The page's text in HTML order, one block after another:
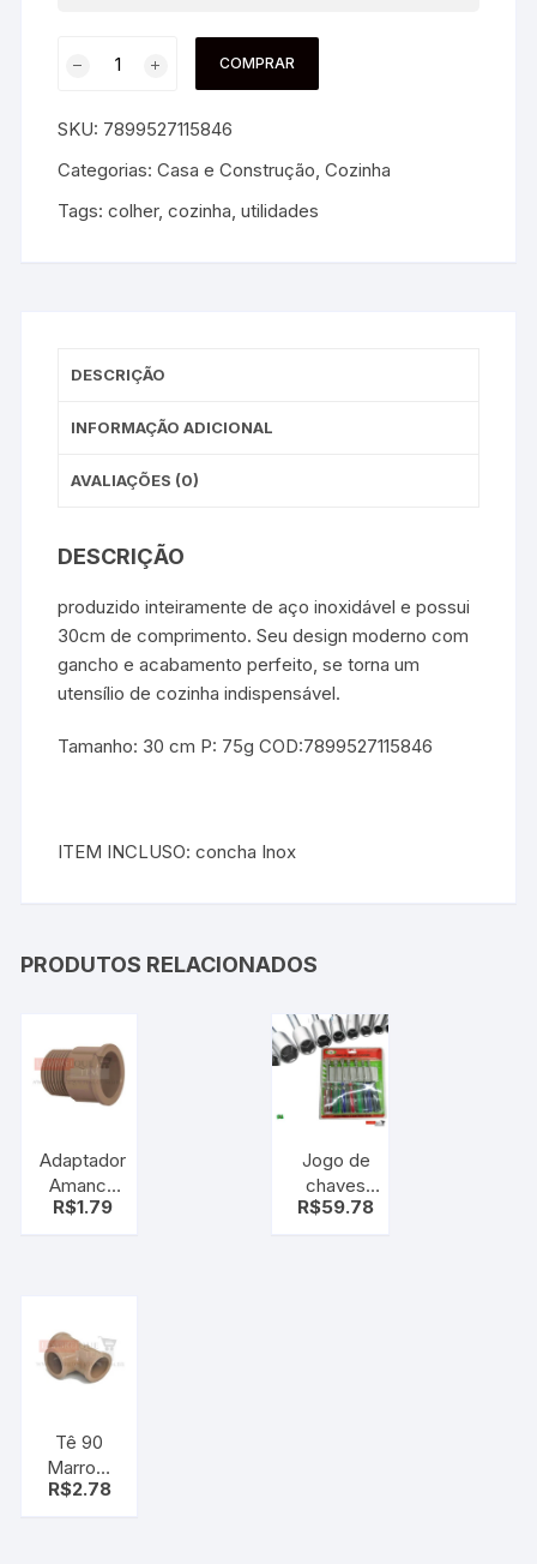
COMPRAR
SKU: 7899527115846
Categorias:Casa e Construção,Cozinha
Tags:colher,cozinha,utilidades
DESCRIÇÃO
INFORMAÇÃO ADICIONAL
AVALIAÇÕES (0)
DESCRIÇÃO
produzido inteiramente de aço inoxidável e possui
30cm de comprimento. Seu design moderno com
gancho e acabamento perfeito, se torna um
utensílio de cozinha indispensável.
Tamanho: 30 cm P: 75g COD:7899527115846
ITEM INCLUSO: concha Inox
PRODUTOS RELACIONADOS
Adaptador
Amanco
Soldável –
R$1.79
Jogo de
chaves
canhão 7
R$59.78
Tê 90
Marrom
PVC
R$2.78